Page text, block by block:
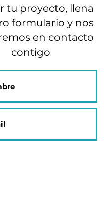
tu proyecto, llena
formulario y nos
en contacto
contigo